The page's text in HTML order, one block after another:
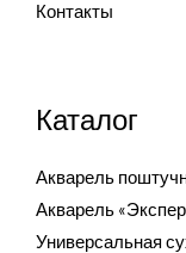
Контакты
Каталог
Акварель
Акварель
Универсальная